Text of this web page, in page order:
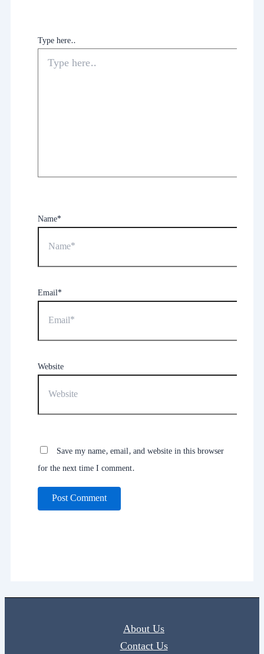
Type here..
Name*
Email*
Website
Save my name, email, and website in this browser
for the next time I comment.
About Us
Contact Us